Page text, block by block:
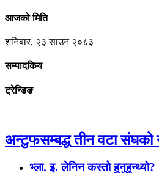
आजको मिति
शनिबार, २३ साउन २०८३
सम्पादकिय
ट्रेन्डिङ
अन्टुफसम्बद्ध तीन वटा संघको
भ्ला. इ. लेनिन कस्तो हुनुहुन्थ्यो?